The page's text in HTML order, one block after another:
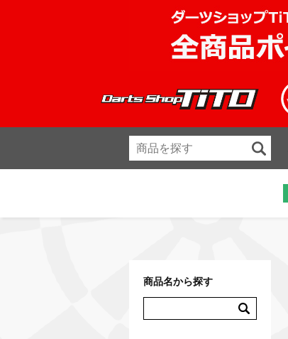
商品名から探す